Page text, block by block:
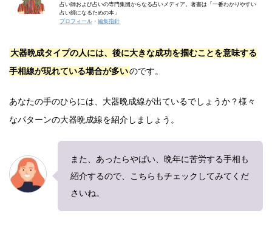
占い師および占いの専門集団からなる占いメディア。著書は「一番わかりやすい
占い師になるための本」
プロフィール ・ 編集指針
大器晩成タイプの人には、後に大きな成功を掴むことを意味する
手相線が現れている場合が多いのです。
あなたの手のひらには、大器晩成線が出ているでしょうか？様々
なパターンの大器晩成線を紹介しましょう。
また、あったらやばい、晩年に苦労する手相も
紹介するので、こちらもチェックしてみてくだ
さいね。